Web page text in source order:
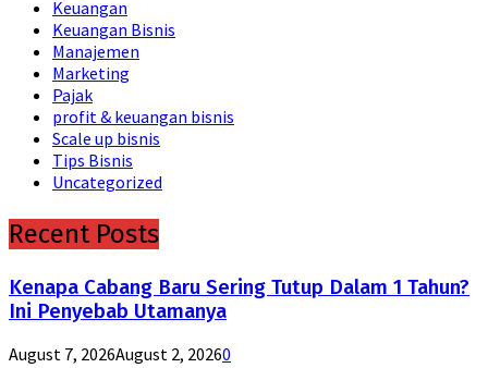
Keuangan
Keuangan Bisnis
Manajemen
Marketing
Pajak
profit & keuangan bisnis
Scale up bisnis
Tips Bisnis
Uncategorized
Recent Posts
Kenapa Cabang Baru Sering Tutup Dalam 1 Tahun?
Ini Penyebab Utamanya
August 7, 2026August 2, 20260